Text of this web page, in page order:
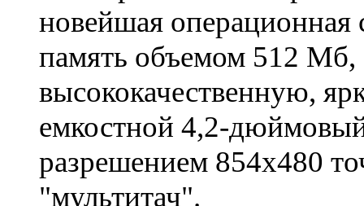
новейшая операционная
память объемом 512 Мб,
высококачественную,
емкостной 4,2-
разрешением 854x480
"мультитач".